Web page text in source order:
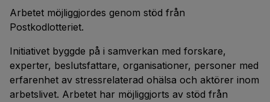
Arbetet möjliggjordes genom stöd från
Postkodlotteriet.
Initiativet byggde på i samverkan med forskare,
experter, beslutsfattare, organisationer, personer med
erfarenhet av stressrelaterad ohälsa och aktörer inom
arbetslivet. Arbetet har möjliggjorts av stöd från